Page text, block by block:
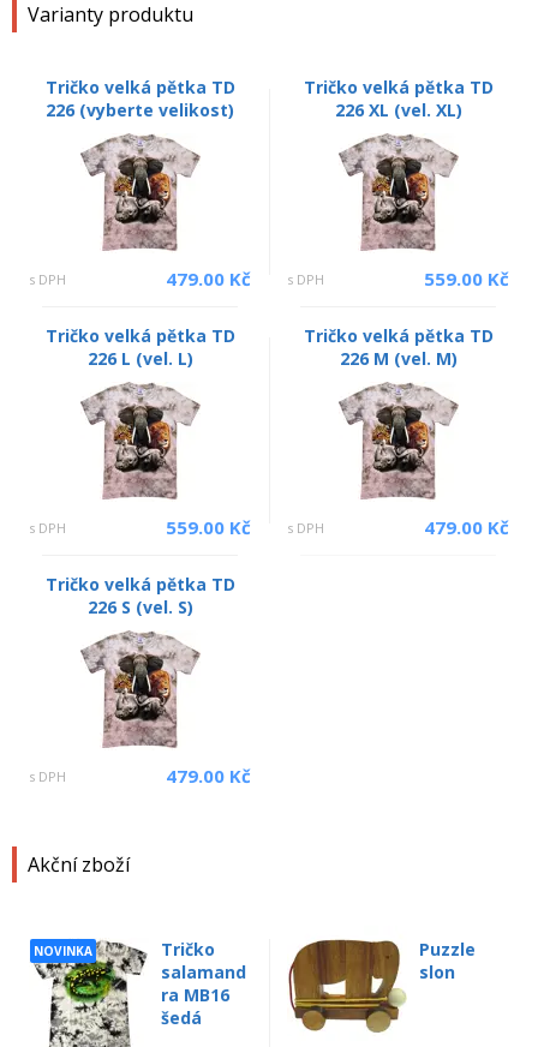
Akční zboží
NOVINKA
Tričko
salamand
ra MB16
šedá
Puzzle
slon
Varianty produktu
Tričko velká pětka TD
226 (vyberte velikost)
s DPH 479.00 Kč
Tričko velká pětka TD
226 XL (vel. XL)
s DPH 559.00 Kč
Tričko velká pětka TD
226 L (vel. L)
s DPH 559.00 Kč
Tričko velká pětka TD
226 M (vel. M)
s DPH 479.00 Kč
Tričko velká pětka TD
226 S (vel. S)
s DPH 479.00 Kč